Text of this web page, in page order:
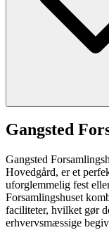
Gangsted
Gangsted
Hovedgård, er et
uforglemmelig fest
Forsamlingshuset
faciliteter, hvilket gør
erhvervsmæssige